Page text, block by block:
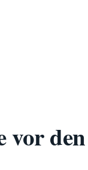
vor den